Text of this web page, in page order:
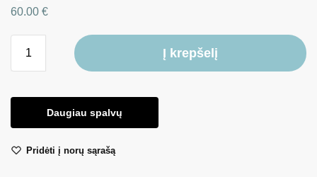
60.00 €
Į krepšelį
Daugiau spalvų
Pridėti į norų sąrašą